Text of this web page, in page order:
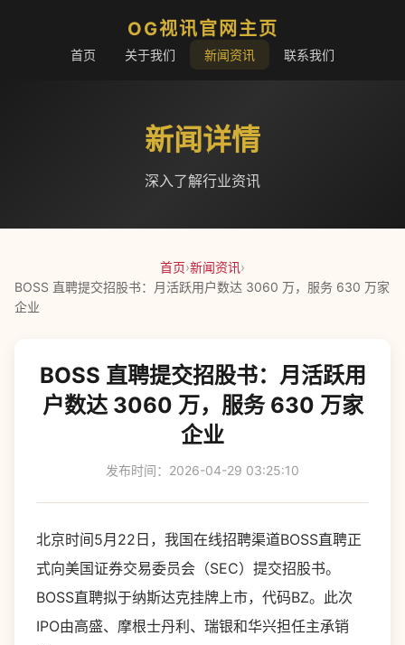
OG视讯官网主页
首页 关于我们 新闻资讯 联系我们
新闻详情
深入了解行业资讯
首页›新闻资讯›
BOSS 直聘提交招股书：月活跃用户数达 3060 万，服务 630 万家
企业
BOSS 直聘提交招股书：月活跃用
户数达 3060 万，服务 630 万家
企业
发布时间：2026-04-29 03:25:10
北京时间5月22日，我国在线招聘渠道BOSS直聘正
式向美国证券交易委员会（SEC）提交招股书。
BOSS直聘拟于纳斯达克挂牌上市，代码BZ。此次
IPO由高盛、摩根士丹利、瑞银和华兴担任主承销